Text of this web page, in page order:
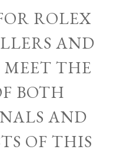
ROLEX
AND
MEET THE
BOTH
AND
OF THIS